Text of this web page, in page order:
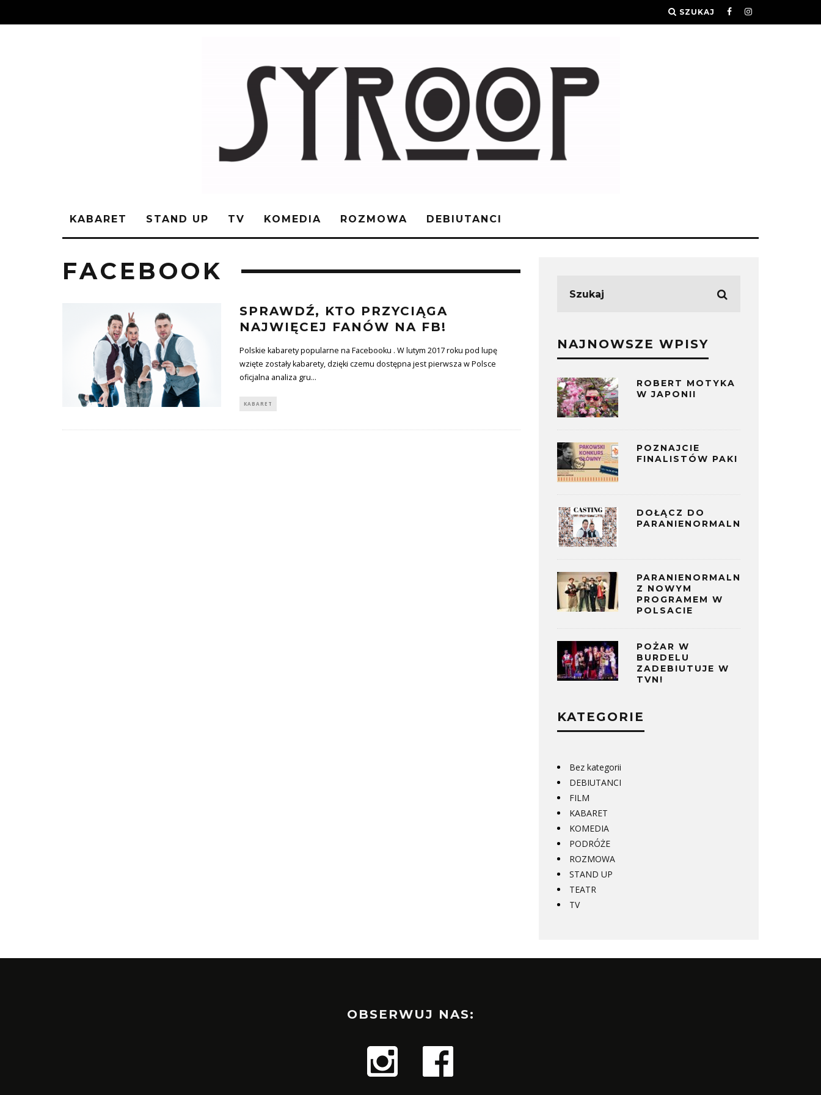
SZUKAJ
KABARET STAND UP TV KOMEDIA ROZMOWA DEBIUTANCI
FACEBOOK
SPRAWDŹ, KTO PRZYCIĄGA
NAJWIĘCEJ FANÓW NA FB!
Polskie kabarety popularne na Facebooku . W lutym 2017 roku pod lupę
wzięte zostały kabarety, dzięki czemu dostępna jest pierwsza w Polsce
oficjalna analiza gru...
KABARET
NAJNOWSZE WPISY
ROBERT MOTYKA
W JAPONII
POZNAJCIE
FINALISTÓW PAKI
DOŁĄCZ DO
PARANIENORMALNYCH!
PARANIENORMALNI
Z NOWYM
PROGRAMEM W
POLSACIE
POŻAR W
BURDELU
ZADEBIUTUJE W
TVN!
KATEGORIE
Bez kategorii
DEBIUTANCI
FILM
KABARET
KOMEDIA
PODRÓŻE
ROZMOWA
STAND UP
TEATR
TV
OBSERWUJ NAS: